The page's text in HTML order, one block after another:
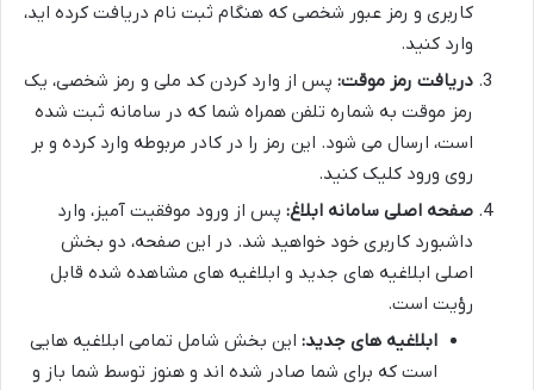
کاربری و رمز عبور شخصی که هنگام ثبت نام دریافت کرده اید،
وارد کنید.
دریافت رمز موقت: پس از وارد کردن کد ملی و رمز شخصی، یک
رمز موقت به شماره تلفن همراه شما که در سامانه ثبت شده
است، ارسال می شود. این رمز را در کادر مربوطه وارد کرده و بر
روی ورود کلیک کنید.
صفحه اصلی سامانه ابلاغ: پس از ورود موفقیت آمیز، وارد
داشبورد کاربری خود خواهید شد. در این صفحه، دو بخش
اصلی ابلاغیه های جدید و ابلاغیه های مشاهده شده قابل
رؤیت است.
ابلاغیه های جدید: این بخش شامل تمامی ابلاغیه هایی
است که برای شما صادر شده اند و هنوز توسط شما باز و